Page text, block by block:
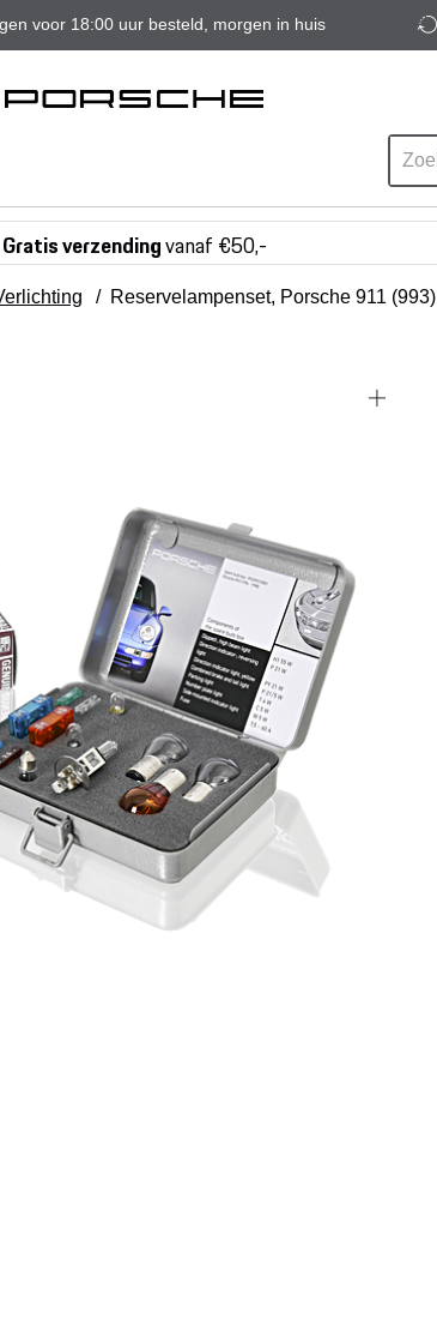
voor 18:00 uur besteld, morgen in huis
Gratis verzendingvanaf €50,-
/ Reservelampenset, Porsche 911 (993)